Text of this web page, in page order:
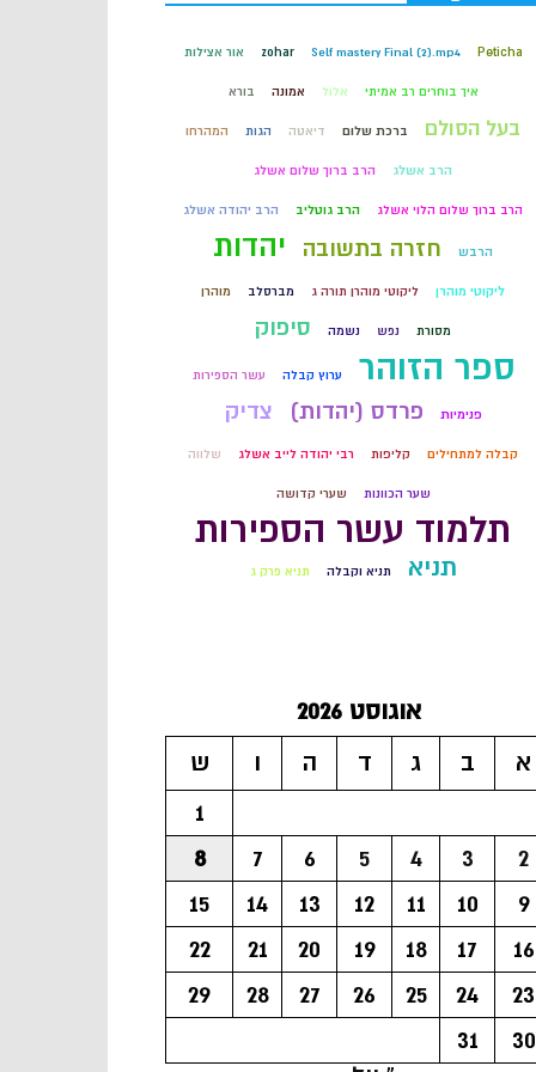
Peticha
Self mastery Final (2).mp4
zohar אור אצילות
איך בוחרים רב אמיתי אלול אמונה בורא
בעל הסולם ברכת שלום דיאטה הגות המהרחו
הרב אשלג הרב ברוך שלום אשלג
הרב ברוך שלום הלוי אשלג הרב גוטליב הרב יהודה אשלג
הרבש חזרה בתשובה יהדות
ליקוטי מוהרן ליקוטי מוהרן תורה ג מברסלב מוהרן
מסורת נפש נשמה סיפוק
ספר הזוהר ערוץ קבלה עשר הספירות
פנימיות פרדס (יהדות) צדיק
קבלה למתחילים קליפות רבי יהודה לייב אשלג שלווה
שער הכוונות שערי קדושה
תלמוד עשר הספירות
תניא תניא וקבלה תניא פרק ג
אוגוסט 2026
א
ב ג ד ה ו
ש
1
2
3
4
5
6
7
8
9
10
11
12
13
14
15
16
17
18
19
20
21
22
23
24
25
26
27
28
29
30
31